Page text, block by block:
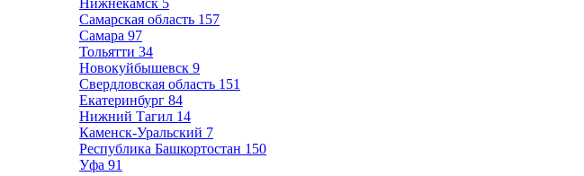
Нижнекамск 5
Самарская область 157
Самара 97
Тольятти 34
Новокуйбышевск 9
Свердловская область 151
Екатеринбург 84
Нижний Тагил 14
Каменск-Уральский 7
Республика Башкортостан 150
Уфа 91